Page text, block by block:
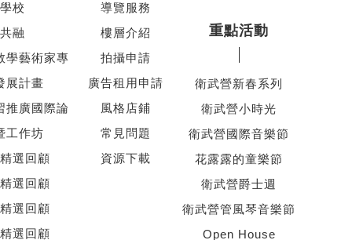
學校
共融
學藝術家專
展計畫
推廣國際論
工作坊
選回顧
選回顧
選回顧
選回顧
導覽服務
樓層介紹
拍攝申請
廣告租用申請
風格店鋪
常見問題
資源下載
重點活動
衛武營新春系列
衛武營小時光
衛武營國際音樂節
花露露的童樂節
衛武營爵士週
衛武營管風琴音樂節
Open House